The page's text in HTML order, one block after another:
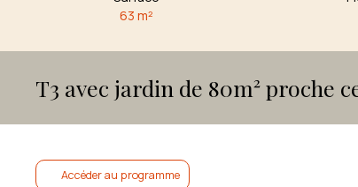
63 m²
T3 avec jardin de 80m² proche
Accéder au programme